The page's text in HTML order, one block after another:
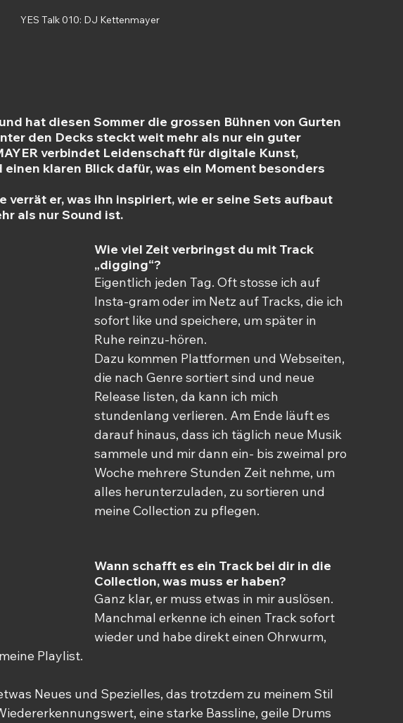
YES Talk 010: DJ Kettenmayer
hat diesen Sommer die grossen Bühnen von Gurten
den Decks steckt weit mehr als nur ein guter
verbindet Leidenschaft für digitale Kunst,
klaren Blick dafür, was ein Moment besonders
verrät er, was ihn inspiriert, wie er seine Sets aufbaut
als nur Sound ist.
Wie viel Zeit verbringst du mit Track
„digging“?
Eigentlich jeden Tag. Oft stosse ich auf
Insta-gram oder im Netz auf Tracks, die ich
sofort like und speichere, um später in
Ruhe reinzu-hören.
Dazu kommen Plattformen und Webseiten,
die nach Genre sortiert sind und neue
Release listen, da kann ich mich
stundenlang verlieren. Am Ende läuft es
darauf hinaus, dass ich täglich neue Musik
sammele und mir dann ein- bis zweimal pro
Woche mehrere Stunden Zeit nehme, um
alles herunterzuladen, zu sortieren und
meine Collection zu pflegen.
Wann schafft es ein Track bei dir in die
Collection, was muss er haben?
Ganz klar, er muss etwas in mir auslösen.
Manchmal erkenne ich einen Track sofort
wieder und habe direkt einen Ohrwurm,
Playlist.
Neues und Spezielles, das trotzdem zu meinem Stil
, eine starke Bassline, geile Drums